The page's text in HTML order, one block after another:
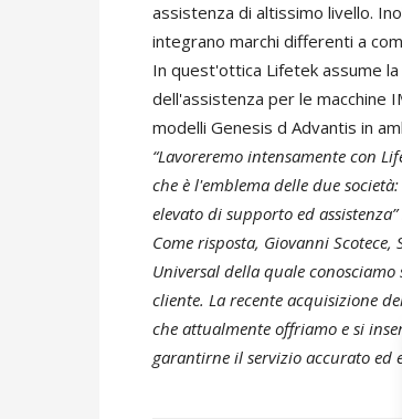
assistenza di altissimo livello.
integrano marchi differenti a
In quest'ottica Lifetek assume
dell'assistenza per le macchine
modelli Genesis d Advantis in
“Lavoreremo intensamente con
che è l'emblema delle due
elevato di supporto ed
Come risposta, Giovanni
Universal della quale
cliente. La recente acquisizione
che attualmente offriamo e si
garantirne il servizio accurato ed